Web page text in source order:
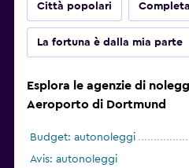
Città popolari
La fortuna è dalla mia parte
Esplora le agenzie di
Aeroporto di Dortmund
Budget: autonoleggi
Avis: autonoleggi